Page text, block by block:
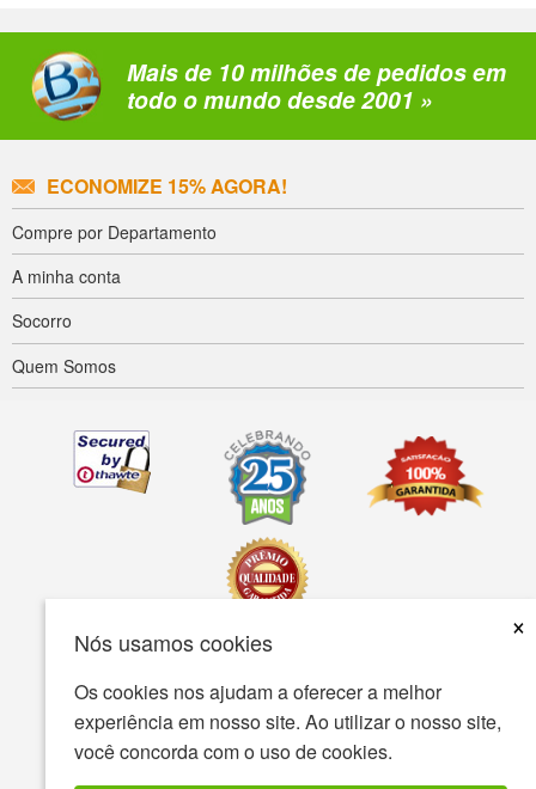
Nós usamos cookies
×
Os cookies nos ajudam a oferecer a melhor
experiência em nosso site. Ao utilizar o nosso site,
você concorda com o uso de cookies.
Mais de 10 milhões de pedidos em
todo o mundo desde 2001 »
ECONOMIZE 15% AGORA!
Compre por Departamento
A minha conta
Socorro
Quem Somos
Acessibilidade Termos de uso política de Privacidade
A política de segurança